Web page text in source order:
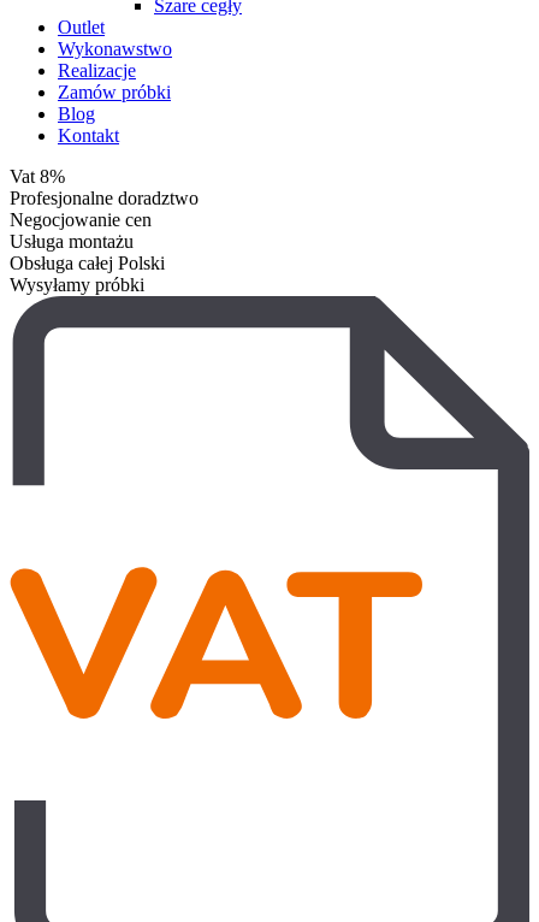
Szare cegły
Outlet
Wykonawstwo
Realizacje
Zamów próbki
Blog
Kontakt
Vat 8%
Profesjonalne doradztwo
Negocjowanie cen
Usługa montażu
Obsługa całej Polski
Wysyłamy próbki